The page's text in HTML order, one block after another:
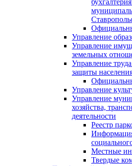
Управление
Управление
земельных
Управление
защиты
Управление
Управление
хозяйства,
деятельности
Реестр
Местные
Твердые